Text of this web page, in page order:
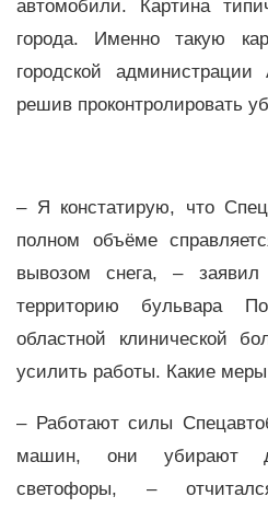
автомобили. Картина
города. Именно такую
городской
решив проконтролировать
– Я констатирую, что
полном объёме
вывозом снега, –
территорию бульвара
областной клинической
усилить работы. Какие
– Работают силы
машин, они убирают
светофоры, –